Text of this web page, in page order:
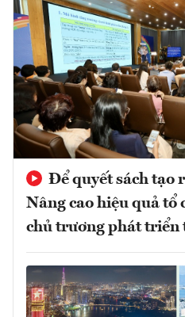
Để quyết sách tạo
Nâng cao hiệu quả tổ
chủ trương phát triển